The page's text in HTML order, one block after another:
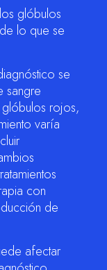
glóbulos
lo que se
se
sangre
rojos,
varía
con
de
afectar